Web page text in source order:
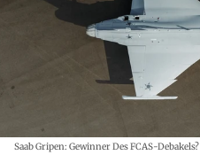
Saab Gripen: Gewinner Des FCAS-Debakels?